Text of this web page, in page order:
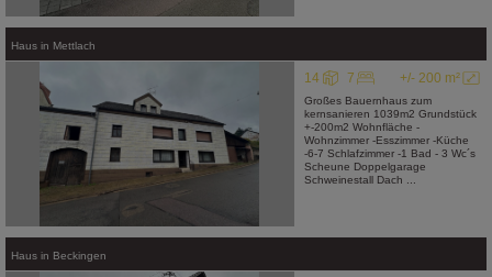
Haus in Mettlach
+/- 200 m²
14 7
Großes Bauernhaus zum
kernsanieren 1039m2 Grundstück
+-200m2 Wohnfläche -
Wohnzimmer -Esszimmer -Küche
-6-7 Schlafzimmer -1 Bad - 3 Wc´s
Scheune Doppelgarage
Schweinestall Dach ...
Haus in Beckingen